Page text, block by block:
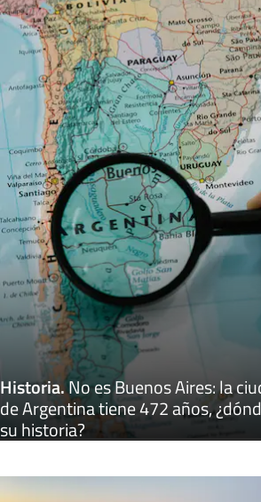
Historia.No es Buenos Aires: la
de Argentina tiene 472 años,
su historia?